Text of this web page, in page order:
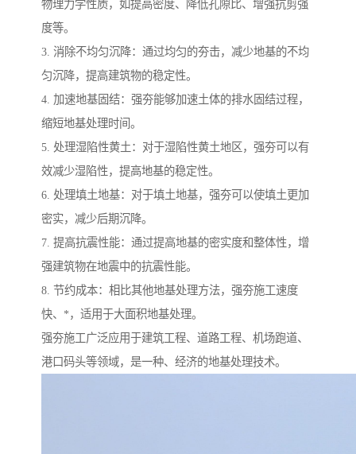
物理力学性质，如提高密度、降低孔隙比、增强抗剪强
度等。
3. 消除不均匀沉降：通过均匀的夯击，减少地基的不均
匀沉降，提高建筑物的稳定性。
4. 加速地基固结：强夯能够加速土体的排水固结过程，
缩短地基处理时间。
5. 处理湿陷性黄土：对于湿陷性黄土地区，强夯可以有
效减少湿陷性，提高地基的稳定性。
6. 处理填土地基：对于填土地基，强夯可以使填土更加
密实，减少后期沉降。
7. 提高抗震性能：通过提高地基的密实度和整体性，增
强建筑物在地震中的抗震性能。
8. 节约成本：相比其他地基处理方法，强夯施工速度
快、*，适用于大面积地基处理。
强夯施工广泛应用于建筑工程、道路工程、机场跑道、
港口码头等领域，是一种、经济的地基处理技术。